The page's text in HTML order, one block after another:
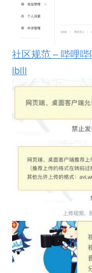
社区规范 – 哔哩
ibili